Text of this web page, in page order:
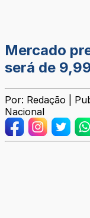
Mercado
será de
Por: Redação |
Nacional